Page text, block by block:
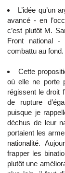
L’idée qu’un
avancé - en
c’est plutôt M.
Front national -
combattu au
Cette
où elle ne porte
régissent le droit
de rupture
puisque je
déchus de leur
portaient les
nationalité.
frapper les
plutôt une